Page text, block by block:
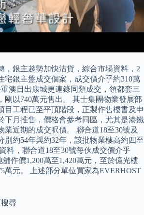
，銀主趁勢加快沽貨，綜合市場資料，2
宅銀主盤成交個案，成交價介乎約310萬
澳日出康城更連錄同類成交，領都套三
剛以740萬元售出。 其士集團物業發展部
目工程已至平頂階段，正製作售樓書及申
下月推售，價格會參考同區，尤其是港鐵
業近期的成交呎價。 聯合道18至30號及
別約54年與約32年，該批物業樓高約四至
料，聯合道18至30號每伙成交價介乎
舖作價1,200萬至1,420萬元，至於億光樓
萬元。 上述部分單位買家為EVERHOST
尋